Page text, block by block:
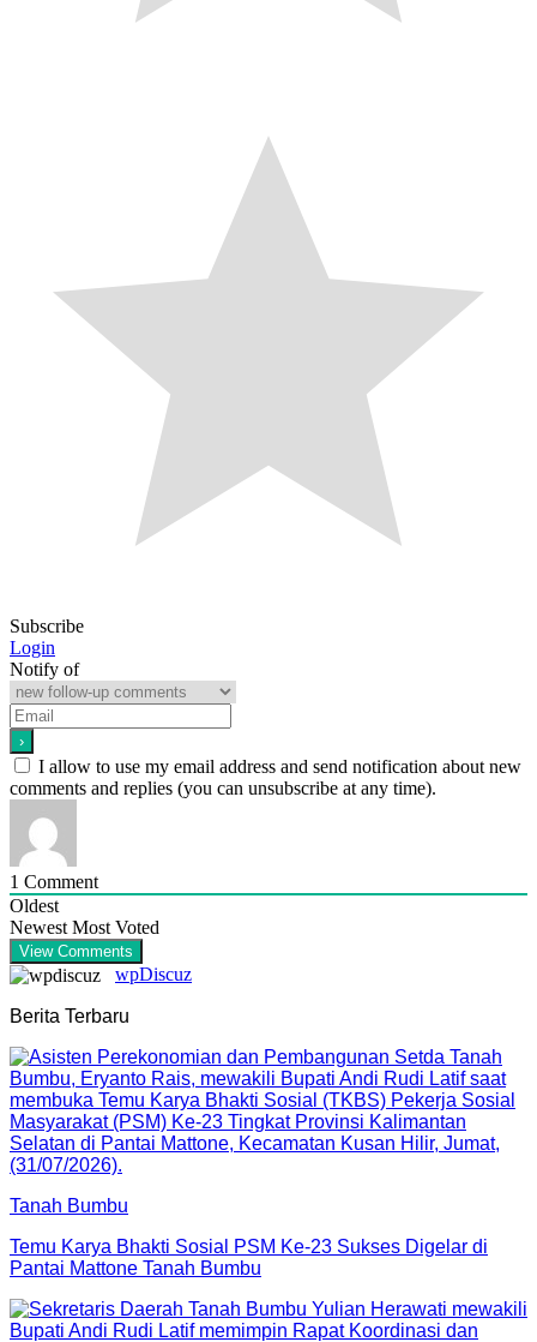
Subscribe
Login
Notify of
I allow to use my email address and send notification about new
comments and replies (you can unsubscribe at any time).
1 Comment
Oldest
Newest Most Voted
View Comments
wpDiscuz
Berita Terbaru
Tanah Bumbu
Temu Karya Bhakti Sosial PSM Ke-23 Sukses Digelar di
Pantai Mattone Tanah Bumbu